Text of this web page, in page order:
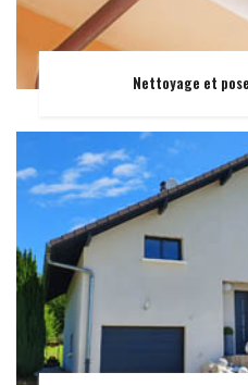
Nettoyage et